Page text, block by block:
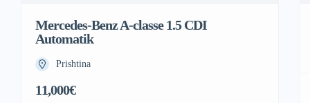
Mercedes-Benz A-classe 1.5 CDI
Automatik
Prishtina
11,000€